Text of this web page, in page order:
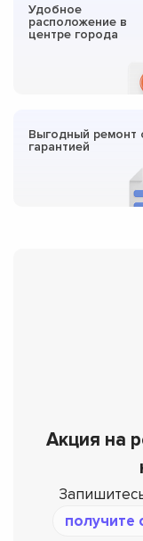
Удобное
расположение в
центре города
Выгодный ремонт
гарантией
Акция на
получите